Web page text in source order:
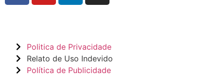
Politica de Privacidade
Relato de Uso Indevido
Política de Publicidade